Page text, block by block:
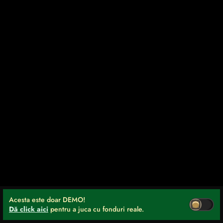
Acesta este doar DEMO!
Dă click aici pentru a juca cu fonduri reale.